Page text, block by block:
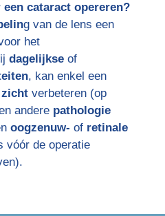
een cataract opereren?
g van de lens een
het
dagelijkse of
, kan enkel een
zicht verbeteren (op
andere pathologie
oogzenuw- of retinale
vóór de operatie